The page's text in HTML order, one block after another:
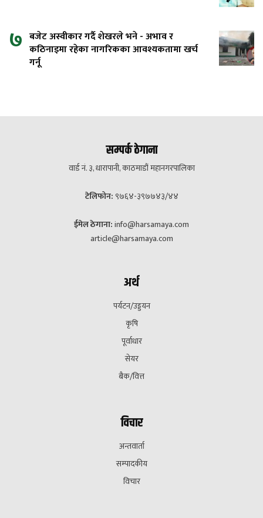
७ बजेट अस्वीकार गर्दै शेखरले भने - अभाव र
कठिनाइमा रहेका नागरिकका आवश्यकतामा खर्च
गर्नू
सम्पर्क ठेगाना
वार्ड नं. ३, धारापानी, काठमाडौं महानगरपालिका
टेलिफोन: ९७६४-३९७७४३/४४
ईमेल ठेगाना:info@harsamaya.com
article@harsamaya.com
अर्थ
पर्यटन/उड्डयन
कृषि
पूर्वाधार
सेयर
बैक/वित्त
विचार
अन्तवार्ता
सम्पादकीय
विचार